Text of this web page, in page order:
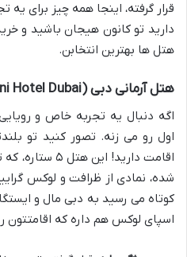
قرار گرفته، اینجا همه چیز برای
دارید تو کانون هیجان باشید و
هتل ها بهترین انتخابن.
هتل آرمانی دبی (Armani Hotel Dubai) – 5 ستاره
اگه دنبال یه تجربه خاص و
اول رو می زنه. تصور کنید تو
اقامت دارید!
شده، نمادی از ظرافت و لوکس
کوتاه می رسید به دبی مال و
اسپای لوکس هم داره که اقامتتون